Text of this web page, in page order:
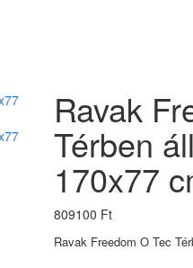
Ravak
Térben
170x77
809100 Ft
Ravak Freedom O Tec